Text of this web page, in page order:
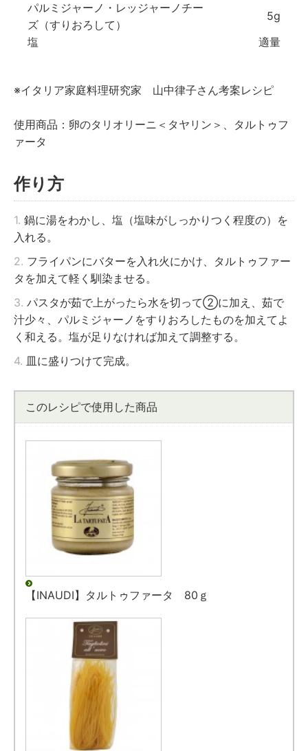
パルミジャーノ・レッジャーノチー
ズ（すりおろして）
5g
塩
適量
※イタリア家庭料理研究家 山中律子さん考案レシピ
使用商品：卵のタリオリーニ＜タヤリン＞、タルトゥフ
ァータ
作り方
1. 鍋に湯をわかし、塩（塩味がしっかりつく程度の）を
入れる。
2. フライパンにバターを入れ火にかけ、タルトゥファー
タを加えて軽く馴染ませる。
3. パスタが茹で上がったら水を切って②に加え、茹で
汁少々、パルミジャーノをすりおろしたものを加えてよ
く和える。塩が足りなければ加えて調整する。
4. 皿に盛りつけて完成。
このレシピで使用した商品
【INAUDI】タルトゥファータ 80ｇ